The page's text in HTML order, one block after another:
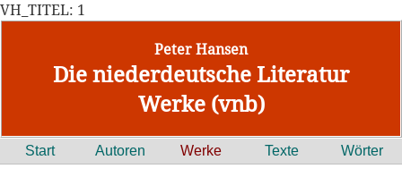
VH_TITEL: 1
Peter Hansen
Die niederdeutsche Literatur
Werke (vnb)
Start Autoren Werke Texte Wörter